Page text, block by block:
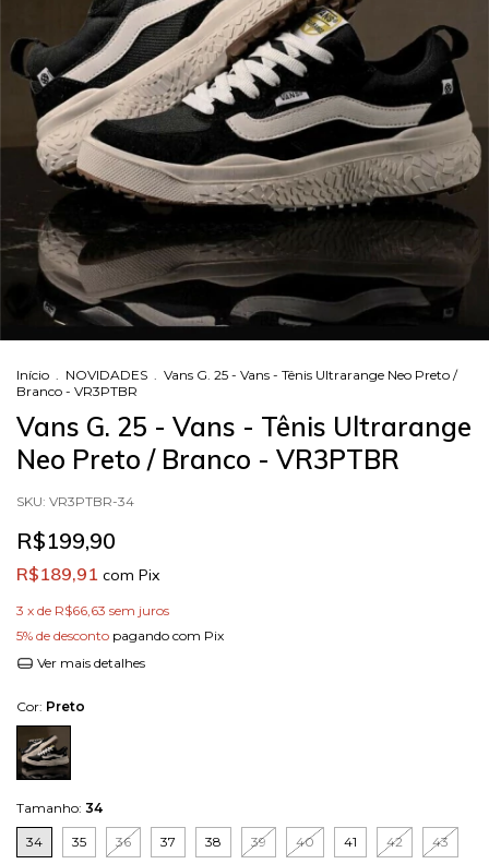
Início . NOVIDADES . Vans G. 25 - Vans - Tênis Ultrarange Neo Preto /
Branco - VR3PTBR
Vans G. 25 - Vans - Tênis Ultrarange
Neo Preto / Branco - VR3PTBR
SKU: VR3PTBR-34
R$199,90
R$189,91 com Pix
3 x de R$66,63 sem juros
5% de desconto pagando com Pix
Ver mais detalhes
Cor: Preto
Tamanho: 34
34 35 36 37 38 39 40 41 42 43